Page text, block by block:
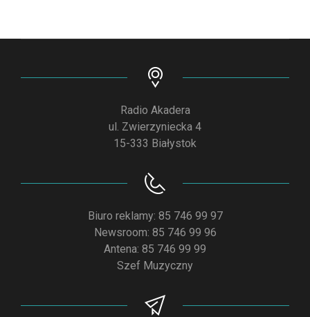
Radio Akadera
ul. Zwierzyniecka 4
15-333 Białystok
Biuro reklamy: 85 746 99 97
Newsroom: 85 746 99 96
Antena: 85 746 99 99
Szef Muzyczny